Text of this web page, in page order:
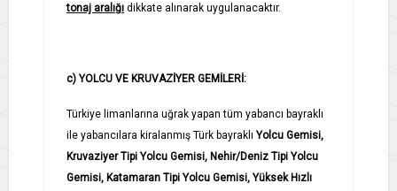
tonaj aralığı dikkate alınarak uygulanacaktır.
c) YOLCU VE KRUVAZİYER GEMİLERİ:
Türkiye limanlarına uğrak yapan tüm yabancı bayraklı
ile yabancılara kiralanmış Türk bayraklı Yolcu Gemisi,
Kruvaziyer Tipi Yolcu Gemisi, Nehir/Deniz Tipi Yolcu
Gemisi, Katamaran Tipi Yolcu Gemisi, Yüksek Hızlı